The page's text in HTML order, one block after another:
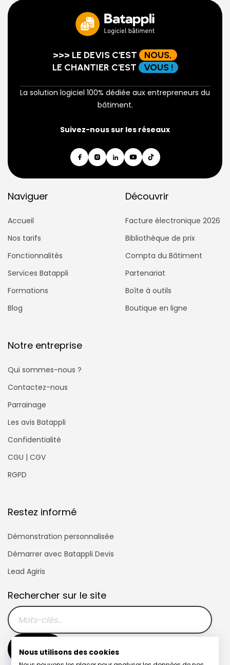
>>> LE DEVIS C'EST
NOUS,
LE CHANTIER C'EST
VOUS !
La solution logiciel 100% dédiée aux entrepreneurs du
bâtiment.
Suivez-nous sur les réseaux
Naviguer
Accueil
Nos tarifs
Fonctionnalités
Services Batappli
Formations
Blog
Découvrir
Facture électronique 2026
Bibliothèque de prix
Compta du Bâtiment
Partenariat
Boîte à outils
Boutique en ligne
Notre entreprise
Qui sommes-nous ?
Contactez-nous
Parrainage
Les avis Batappli
Confidentialité
CGU | CGV
RGPD
Restez informé
Démonstration personnalisée
Démarrer avec Batappli Devis
Lead Agiris
Rechercher sur le site
Nous utilisons des cookies